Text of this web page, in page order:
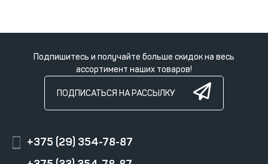
Подпишитесь и получайте больше скидок на весь
ассортимент наших товаров!
ПОДПИСАТЬСЯ НА РАССЫЛКУ
+375 (29) 354-78-87